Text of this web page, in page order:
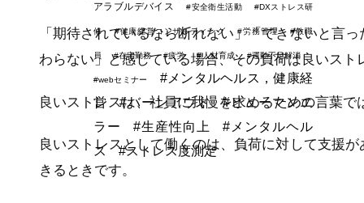
「期待されているなら断れない」「できないと言
わらない」と感じている場合、その負荷は良いスト
良いストレスは、社員に我慢を求めるための言葉で
良いストレスとして働くのは、負荷に対して支援
きるときです。
アラブルデバイス #安全衛生活動 #DXストレス研
修 #健康経営コンサルティング #労務管理 #教職
員 #在宅勤務 #疲労 #人材育成 #運動不足解消
#webセミナー
#メンタルヘルス，健康経
営
#バーンアウト
#ヒューマンエ
ラー
#生産性向上
#メンタルヘル
ス
#ストレス度測定